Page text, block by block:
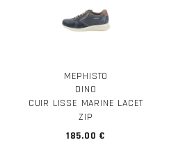
MEPHISTO
DINO
CUIR LISSE MARINE LACET
ZIP
185.00 €